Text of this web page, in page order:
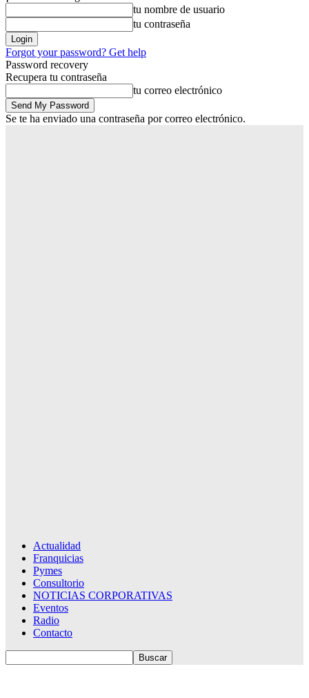
tu nombre de usuario
tu contraseña
Forgot your password? Get help
Password recovery
Recupera tu contraseña
tu correo electrónico
Se te ha enviado una contraseña por correo electrónico.
Actualidad
Franquicias
Pymes
Consultorio
NOTICIAS CORPORATIVAS
Eventos
Radio
Contacto